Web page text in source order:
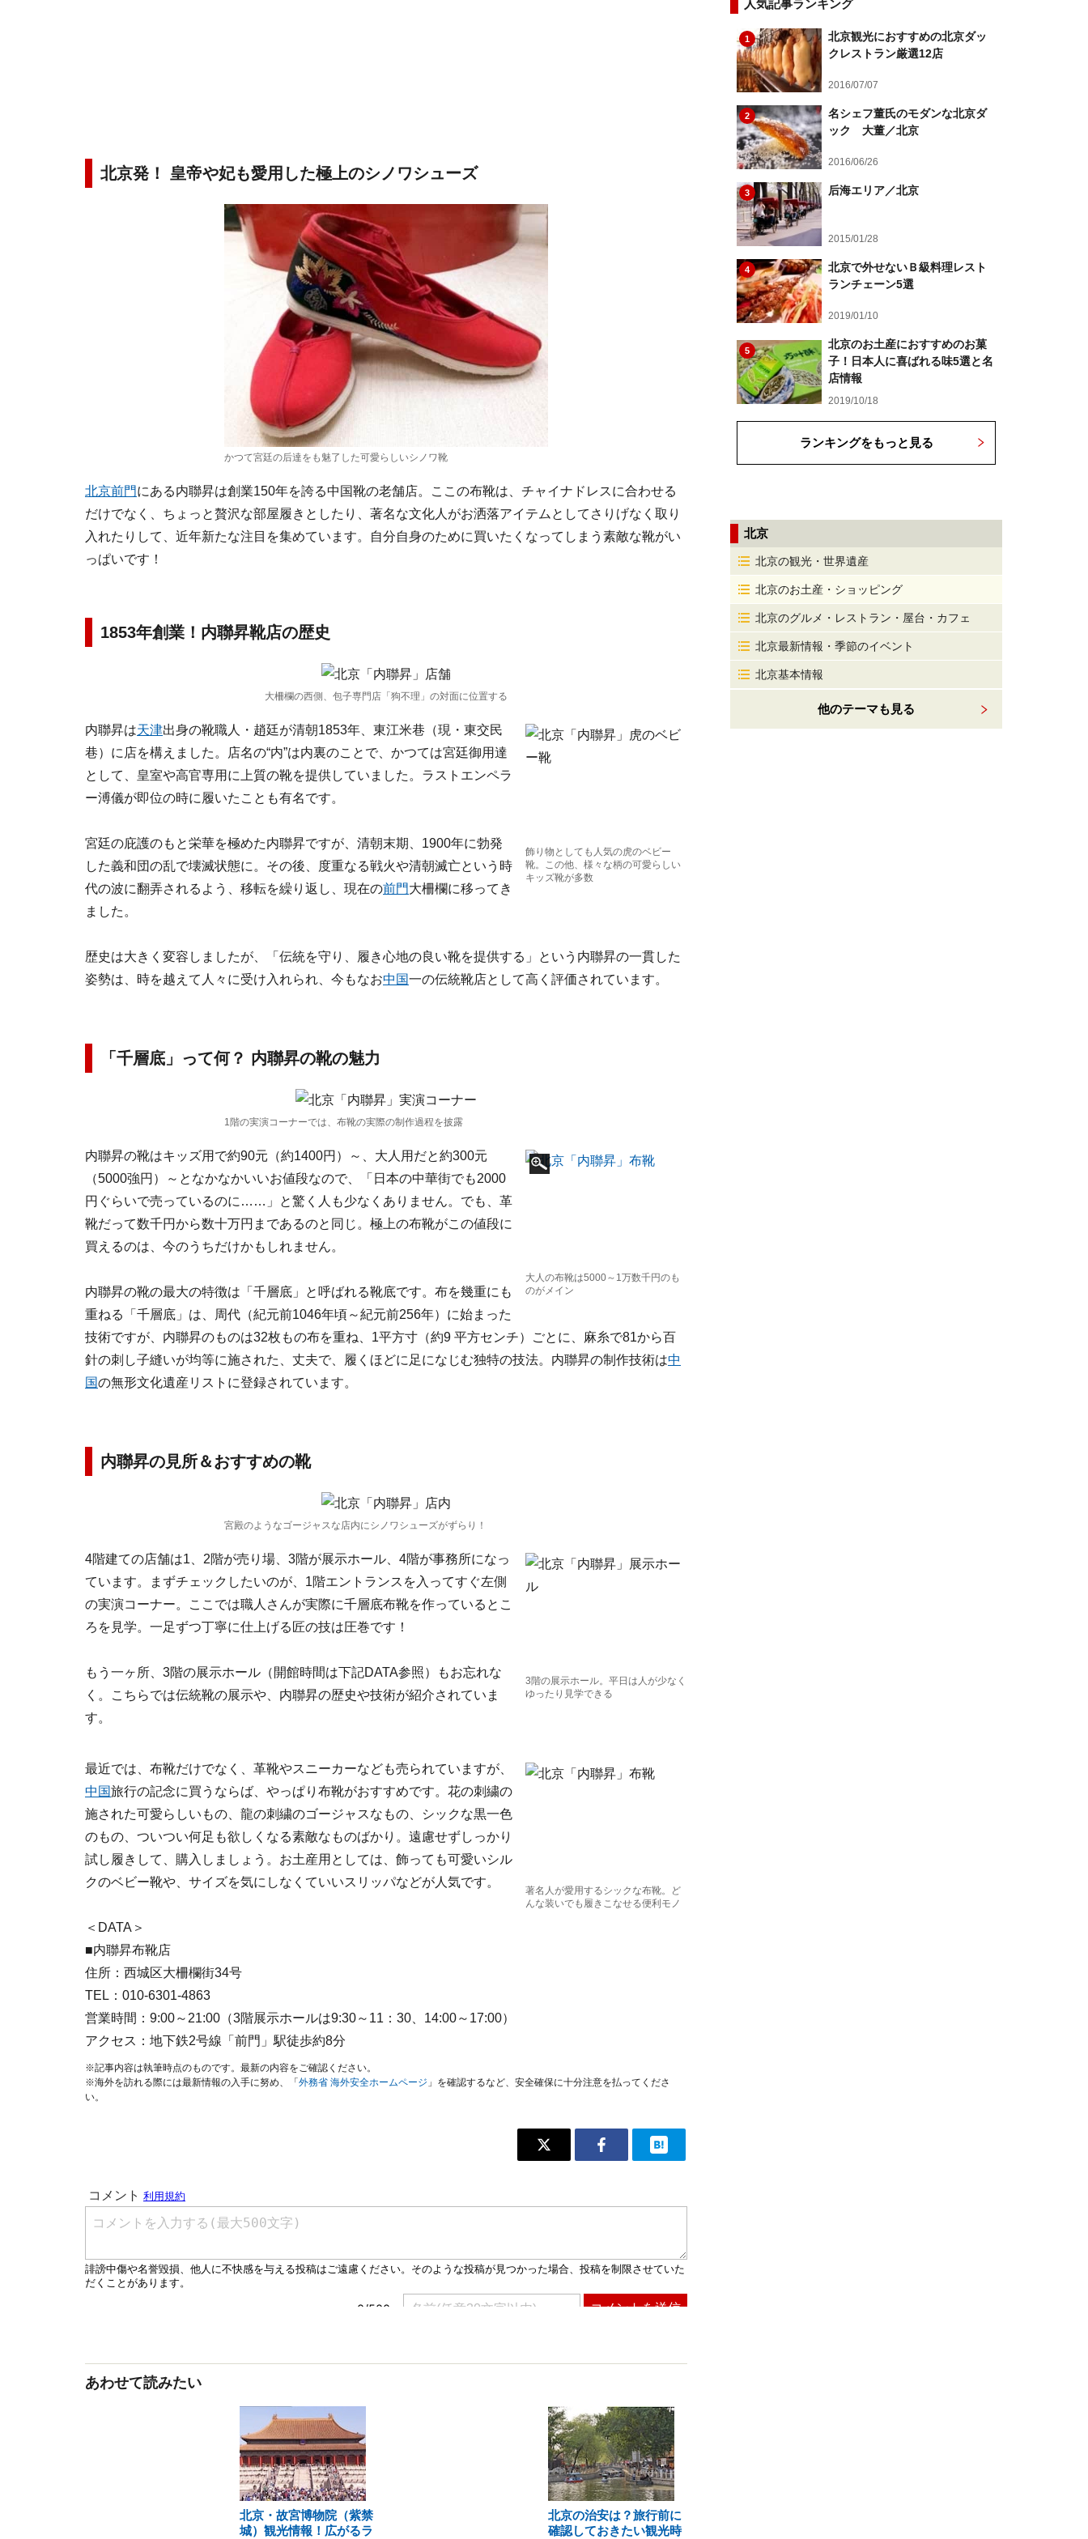
北京発！ 皇帝や妃も愛用した極上のシノワシューズ
かつて宮廷の后達をも魅了した可愛らしいシノワ靴
北京前門にある内聯昇は創業150年を誇る中国靴の老舗店。ここの布靴は、チャイナドレスに合わせる
だけでなく、ちょっと贅沢な部屋履きとしたり、著名な文化人がお洒落アイテムとしてさりげなく取り
入れたりして、近年新たな注目を集めています。自分自身のために買いたくなってしまう素敵な靴がい
っぱいです！
1853年創業！内聯昇靴店の歴史
大柵欄の西側、包子専門店「狗不理」の対面に位置する
飾り物としても人気の虎のベビー
靴。この他、様々な柄の可愛らしい
キッズ靴が多数
内聯昇は天津出身の靴職人・趙廷が清朝1853年、東江米巷（現・東交民
巷）に店を構えました。店名の“内”は内裏のことで、かつては宮廷御用達
として、皇室や高官専用に上質の靴を提供していました。ラストエンペラ
ー溥儀が即位の時に履いたことも有名です。
宮廷の庇護のもと栄華を極めた内聯昇ですが、清朝末期、1900年に勃発
した義和団の乱で壊滅状態に。その後、度重なる戦火や清朝滅亡という時
代の波に翻弄されるよう、移転を繰り返し、現在の前門大柵欄に移ってき
ました。
歴史は大きく変容しましたが、「伝統を守り、履き心地の良い靴を提供する」という内聯昇の一貫した
姿勢は、時を越えて人々に受け入れられ、今もなお中国一の伝統靴店として高く評価されています。
「千層底」って何？ 内聯昇の靴の魅力
1階の実演コーナーでは、布靴の実際の制作過程を披露
大人の布靴は5000～1万数千円のも
のがメイン
内聯昇の靴はキッズ用で約90元（約1400円）～、大人用だと約300元
（5000強円）～となかなかいいお値段なので、「日本の中華街でも2000
円ぐらいで売っているのに……」と驚く人も少なくありません。でも、革
靴だって数千円から数十万円まであるのと同じ。極上の布靴がこの値段に
買えるのは、今のうちだけかもしれません。
内聯昇の靴の最大の特徴は「千層底」と呼ばれる靴底です。布を幾重にも
重ねる「千層底」は、周代（紀元前1046年頃～紀元前256年）に始まった
技術ですが、内聯昇のものは32枚もの布を重ね、1平方寸（約9 平方センチ）ごとに、麻糸で81から百
針の刺し子縫いが均等に施された、丈夫で、履くほどに足になじむ独特の技法。内聯昇の制作技術は中
国の無形文化遺産リストに登録されています。
内聯昇の見所＆おすすめの靴
宮殿のようなゴージャスな店内にシノワシューズがずらり！
3階の展示ホール。平日は人が少なく
ゆったり見学できる
4階建ての店舗は1、2階が売り場、3階が展示ホール、4階が事務所になっ
ています。まずチェックしたいのが、1階エントランスを入ってすぐ左側
の実演コーナー。ここでは職人さんが実際に千層底布靴を作っているとこ
ろを見学。一足ずつ丁寧に仕上げる匠の技は圧巻です！
もう一ヶ所、3階の展示ホール（開館時間は下記DATA参照）もお忘れな
く。こちらでは伝統靴の展示や、内聯昇の歴史や技術が紹介されていま
す。
著名人が愛用するシックな布靴。ど
んな装いでも履きこなせる便利モノ
最近では、布靴だけでなく、革靴やスニーカーなども売られていますが、
中国旅行の記念に買うならば、やっぱり布靴がおすすめです。花の刺繍の
施された可愛らしいもの、龍の刺繍のゴージャスなもの、シックな黒一色
のもの、ついつい何足も欲しくなる素敵なものばかり。遠慮せずしっかり
試し履きして、購入しましょう。お土産用としては、飾っても可愛いシル
クのベビー靴や、サイズを気にしなくていいスリッパなどが人気です。
＜DATA＞
■内聯昇布靴店
住所：西城区大柵欄街34号
TEL：010-6301-4863
営業時間：9:00～21:00（3階展示ホールは9:30～11：30、14:00～17:00）
アクセス：地下鉄2号線「前門」駅徒歩約8分
※記事内容は執筆時点のものです。最新の内容をご確認ください。
※海外を訪れる際には最新情報の入手に努め、「 外務省 海外安全ホームページ 」を確認するなど、安全確保に十分注意を払ってくださ
い。
あわせて読みたい
北京・故宮博物院（紫禁
城）観光情報！広がるラ
北京の治安は？旅行前に
確認しておきたい観光時
人気記事ランキング
1
北京観光におすすめの北京ダッ
クレストラン厳選12店
2016/07/07
2
名シェフ董氏のモダンな北京ダ
ック 大董／北京
2016/06/26
3 后海エリア／北京
2015/01/28
4
北京で外せないＢ級料理レスト
ランチェーン5選
2019/01/10
5
北京のお土産におすすめのお菓
子！日本人に喜ばれる味5選と名
店情報
2019/10/18
ランキングをもっと見る
北京
北京の観光・世界遺産
北京のお土産・ショッピング
北京のグルメ・レストラン・屋台・カフェ
北京最新情報・季節のイベント
北京基本情報
他のテーマも見る